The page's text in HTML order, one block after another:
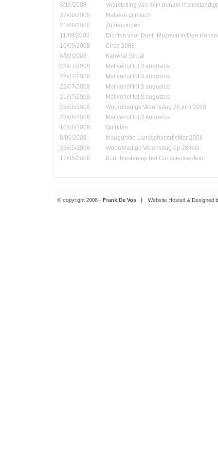
3/10/2008
Voorstelling van mijn bundel In
27/09/2008
Met een glimlach
21/09/2008
Zuiderzinnen
11/09/2008
Dichten voor Doel- Muzeval in Den
10/09/2008
Circa 2008
6/09/2008
Karwoel Sirbal
23/07/2008
Met verlof tot 3 augustus
22/07/2008
Met verlof tot 3 augustus
22/07/2008
Met verlof tot 3 augustus
21/07/2008
Met verlof tot 3 augustus
25/06/2008
Woorddadige Woensdag 25 juni 2008
23/06/2008
Met verlof tot 3 augustus
10/06/2008
Quirilian
8/06/2008
Inauguratie Landschapsdichter 2008
28/05/2008
Woorddadige Woensdag op 28 mei
17/05/2008
Buurtfeesten op het Conscienceplein
© copyright 2008 - Frank De Vos| Website Hosted & Designed